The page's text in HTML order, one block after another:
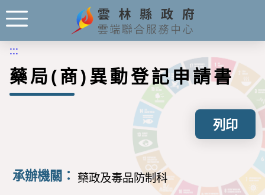
:::
藥局(商)異動登記申請書
列印
承辦機關： 藥政及毒品防制科